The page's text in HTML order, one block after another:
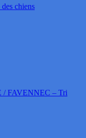
chiens
FAVENNEC – Tri